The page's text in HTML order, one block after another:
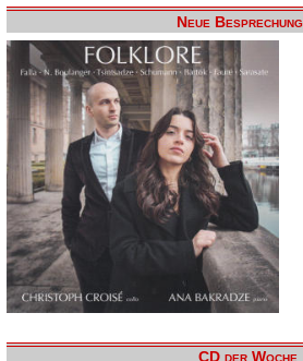
Neue
CD der Woche